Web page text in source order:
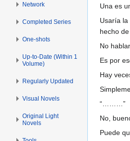
Una es
Usaría
hecho
No
Es por
Hay
“………”
No,
Puede
Network
Completed Series
One-shots
Up-to-Date (Within 1
Volume)
Regularly Updated
Visual Novels
Original Light
Novels